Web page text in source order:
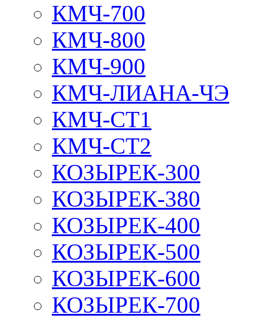
КМЧ-700
КМЧ-800
КМЧ-900
КМЧ-ЛИАНА-ЧЭ
КМЧ-СТ1
КМЧ-СТ2
КОЗЫРЕК-300
КОЗЫРЕК-380
КОЗЫРЕК-400
КОЗЫРЕК-500
КОЗЫРЕК-600
КОЗЫРЕК-700